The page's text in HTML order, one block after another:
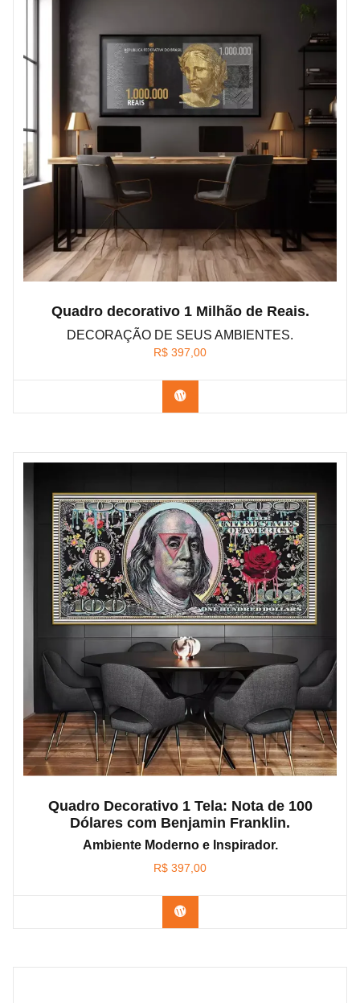
Quadro decorativo 1 Milhão de Reais.
DECORAÇÃO DE SEUS AMBIENTES.
R$ 397,00
Confira os modelos
Quadro Decorativo 1 Tela: Nota de 100
Dólares com Benjamin Franklin.
Ambiente Moderno e Inspirador.
R$ 397,00
Confira os modelos